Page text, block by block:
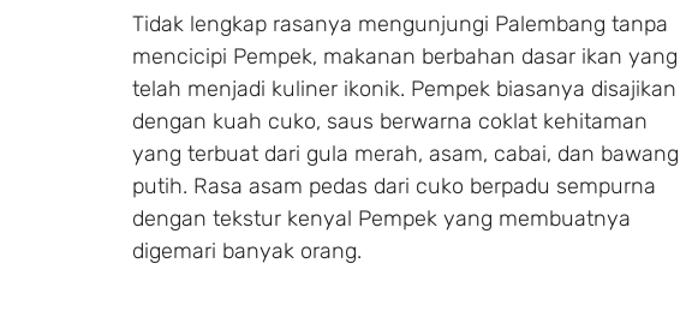
Tidak lengkap rasanya mengunjungi Palembang tanpa
mencicipi Pempek, makanan berbahan dasar ikan yang
telah menjadi kuliner ikonik. Pempek biasanya disajikan
dengan kuah cuko, saus berwarna coklat kehitaman
yang terbuat dari gula merah, asam, cabai, dan bawang
putih. Rasa asam pedas dari cuko berpadu sempurna
dengan tekstur kenyal Pempek yang membuatnya
digemari banyak orang.